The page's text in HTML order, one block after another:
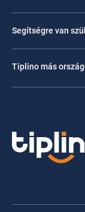
Segítségre van
Tiplino más